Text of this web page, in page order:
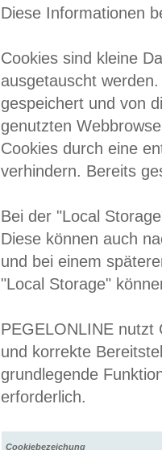
Diese Informationen
Cookies sind kleine
ausgetauscht
gespeichert und von
genutzten
Cookies durch eine
verhindern. Bereits
Bei der "Local
Diese können auch
und bei einem
"Local Storage"
PEGELONLINE nutzt
und korrekte
grundlegende
erforderlich.
Cookiebezeichung